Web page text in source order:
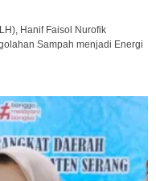
Hanif Faisol Nurofik
Sampah menjadi Energi